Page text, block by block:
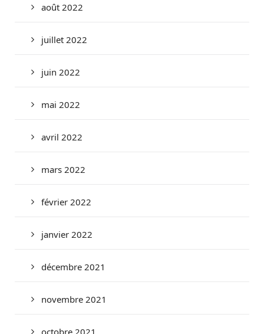
août 2022
juillet 2022
juin 2022
mai 2022
avril 2022
mars 2022
février 2022
janvier 2022
décembre 2021
novembre 2021
octobre 2021